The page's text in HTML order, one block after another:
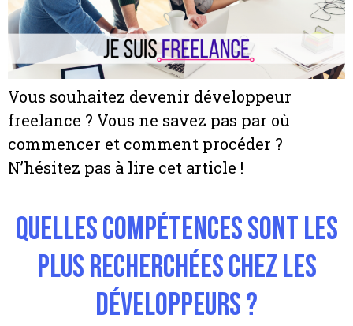
Vous souhaitez devenir développeur
freelance ? Vous ne savez pas par où
commencer et comment procéder ?
N’hésitez pas à lire cet article !
Quelles compétences sont les
plus recherchées chez les
développeurs ?